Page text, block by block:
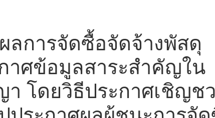
ลการจัดซื้อจัดจ้างพัสดุ
าศข้อมูลสาระสำคัญใน
โดยวิธีประกาศเชิญช